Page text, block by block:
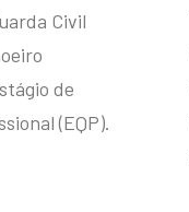
Civil
de
(EQP).